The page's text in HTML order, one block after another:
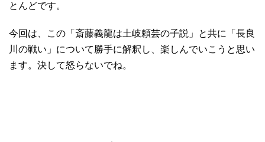
とんどです。
今回は、この「斎藤義龍は土岐頼芸の子説」と共に「長良
川の戦い」について勝手に解釈し、楽しんでいこうと思い
ます。決して怒らないでね。